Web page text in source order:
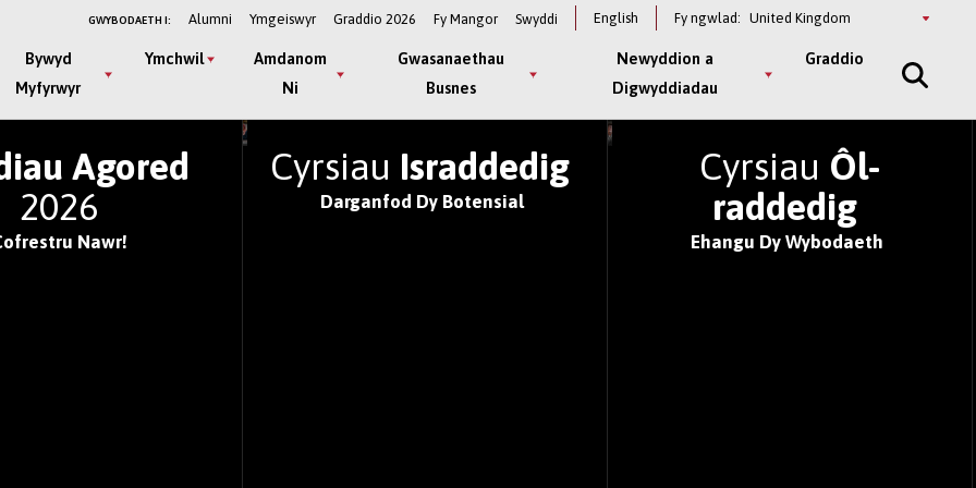
GWYBODAETH I: Alumni Ymgeiswyr Graddio 2026 Fy Mangor Swyddi English Fy ngwlad: Select
Bywyd
Myfyrwyr
Ymchwil
Amdanom
Ni
Gwasanaethau
Busnes
Newyddion a
Digwyddiadau
Graddio
GORAU'R BYD 2026
Agored
2026
Nawr!
Cyrsiau Israddedig
Darganfod Dy Botensial
Cyrsiau Ôl-
raddedig
Ehangu Dy Wybodaeth